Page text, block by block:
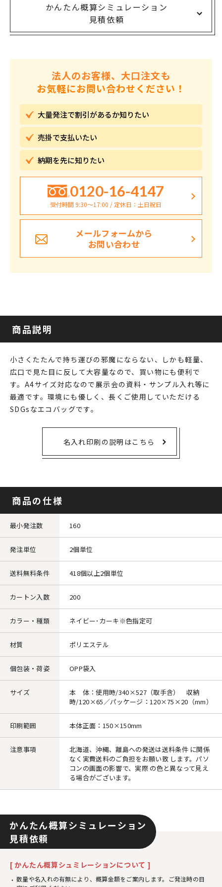
かんたん概算シミュレーション
見積依頼
法人のお客様、大口注文も
お気軽にお問い合わせください！
大量発注で割引があるか知りたい
売掛で支払いたい
納期を先に知りたい
0120-16-4147
受付時間 9:30〜17:00 / 定休日：土日祝日
メールフォームから
お問い合わせ
商品説明
小さくたたんで持ち運びの邪魔にならない、しかも軽量、
広口で見た目に反して大容量なので、買い物にも便利で
す。A4サイズ対応なので展示会の資料・サンプル入れ等に
最適です。環境にも優しく、長くご使用していただける
SDGsなエコバッグです。
名入れ印刷の説明はこちら
商品の仕様
最小発注数 160
発注単位 2個単位
送料無料条件 418個以上2個単位
カートン入数 200
カラー・種類 ネイビー･カーキ※色指定可
材質 ポリエステル
個包装・荷姿 OPP袋入
サイズ
本 体：使用時/340×527（取手含） 収納
時/120×65／パッケージ：120×75×20（mm）
印刷範囲 本体正面：150×150mm
注意事項
北海道、沖縄、離島への発送は送料条件 に関係
なく実費送料のご負担をお願い致 します。パソ
コンの画面の影響で、実際 の色と異なって見え
る場合がございます。
かんたん概算シミュレーション
見積依頼
[ かんたん概算シュミレーションについて ]
数量や名入れの有無により、概算金額をご案内します。ご発注時の目